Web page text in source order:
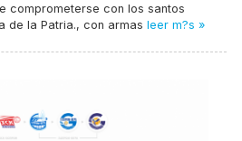
comprometerse con los santos
de la Patria., con armas leer m?s »